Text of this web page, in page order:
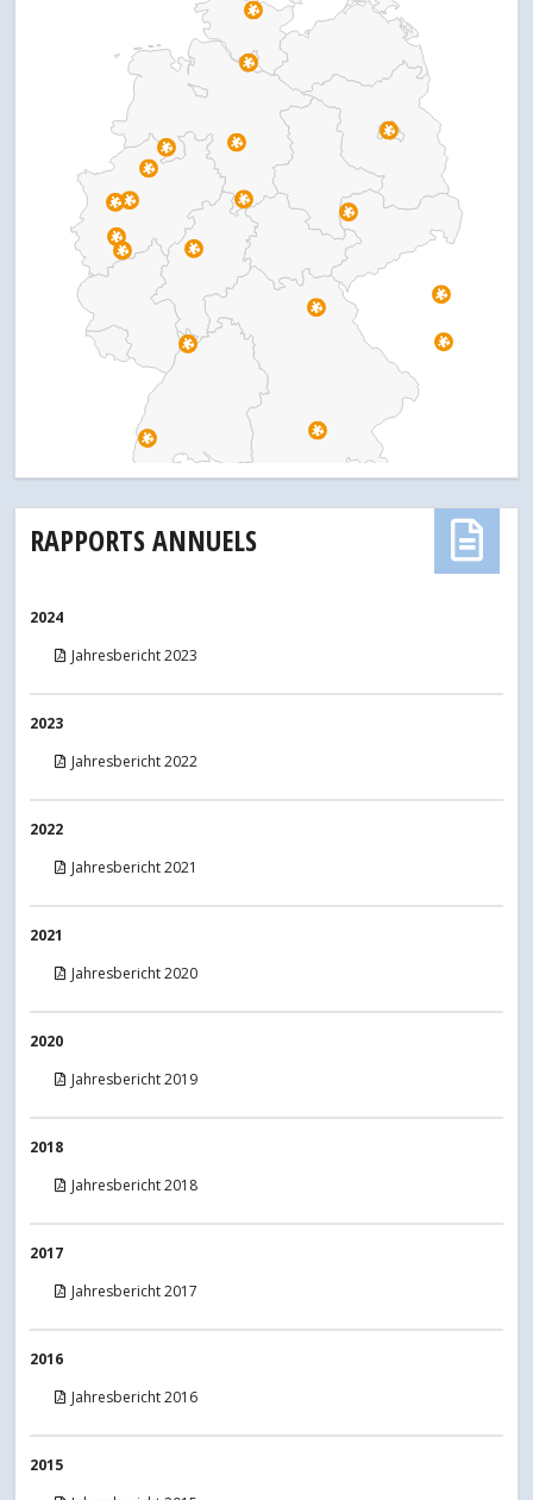
RAPPORTS ANNUELS
2024
Jahresbericht 2023
2023
Jahresbericht 2022
2022
Jahresbericht 2021
2021
Jahresbericht 2020
2020
Jahresbericht 2019
2018
Jahresbericht 2018
2017
Jahresbericht 2017
2016
Jahresbericht 2016
2015